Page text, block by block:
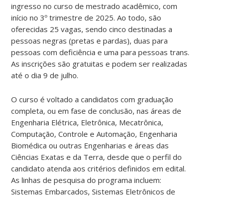
ingresso no curso de mestrado acadêmico, com
início no 3º trimestre de 2025. Ao todo, são
oferecidas 25 vagas, sendo cinco destinadas a
pessoas negras (pretas e pardas), duas para
pessoas com deficiência e uma para pessoas trans.
As inscrições são gratuitas e podem ser realizadas
até o dia 9 de julho.
O curso é voltado a candidatos com graduação
completa, ou em fase de conclusão, nas áreas de
Engenharia Elétrica, Eletrônica, Mecatrônica,
Computação, Controle e Automação, Engenharia
Biomédica ou outras Engenharias e áreas das
Ciências Exatas e da Terra, desde que o perfil do
candidato atenda aos critérios definidos em edital.
As linhas de pesquisa do programa incluem:
Sistemas Embarcados, Sistemas Eletrônicos de